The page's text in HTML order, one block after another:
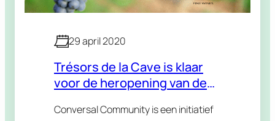
29 april 2020
Trésors de la Cave is klaar
voor de heropening van de
Conversal Community is een initiatief